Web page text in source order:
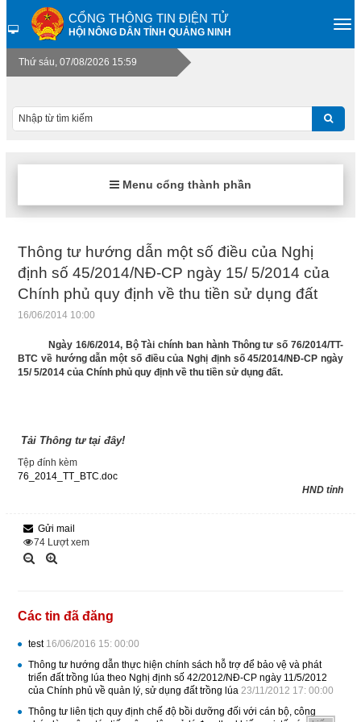
CỔNG THÔNG TIN ĐIỆN TỬ
HỘI NÔNG DÂN TỈNH QUẢNG NINH
Thứ sáu, 07/08/2026 15:59
Menu cổng thành phần
Thông tư hướng dẫn một số điều của Nghị
định số 45/2014/NĐ-CP ngày 15/ 5/2014 của
Chính phủ quy định về thu tiền sử dụng đất
16/06/2014 10:00
Ngày 16/6/2014, Bộ Tài chính ban hành Thông tư số 76/2014/TT-
BTC về hướng dẫn một số điều của Nghị định số 45/2014/NĐ-CP ngày
15/ 5/2014 của Chính phủ quy định về thu tiền sử dụng đất.
Tải Thông tư tại đây!
Tệp đính kèm
76_2014_TT_BTC.doc
HND tỉnh
Gửi mail
74 Lượt xem
Các tin đã đăng
test 16/06/2016 15: 00:00
Thông tư hướng dẫn thực hiện chính sách hỗ trợ để bảo vệ và phát
triển đất trồng lúa theo Nghị định số 42/2012/NĐ-CP ngày 11/5/2012
của Chính phủ về quản lý, sử dụng đất trồng lúa 23/11/2012 17: 00:00
Thông tư liên tịch quy định chế độ bồi dưỡng đối với cán bộ, công